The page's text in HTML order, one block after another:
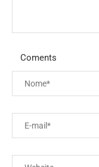
Coments